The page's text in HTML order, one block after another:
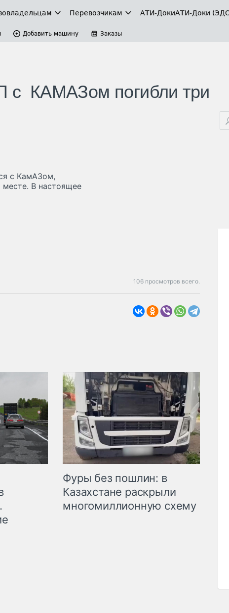
Перевозчикам АТИ-ДокиАТИ-Доки
Добавить машину Заказы
c КАМАЗом погибли три
с КамАЗом,
месте. В настоящее
106 просмотров всего.
Фуры без пошлин: в
Казахстане раскрыли
многомиллионную схему